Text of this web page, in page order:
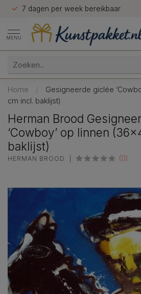
7 dagen per week bereikbaar
MENU
Home /
Gesigneerde giclée
cm incl. baklijst)
Herman Brood
‘Cowboy’ op linnen
baklijst)
HERMAN BROOD (0)